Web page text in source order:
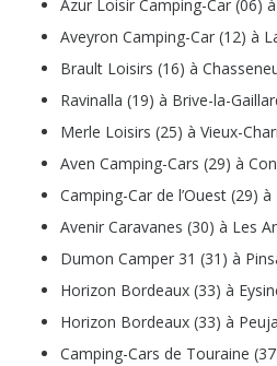
Azur Loisir Camping-Car (06)
Aveyron Camping-Car (12) à
Brault Loisirs (16) à
Ravinalla (19) à Brive-la-
Merle Loisirs (25) à Vieux-
Aven Camping-Cars (29) à
Camping-Car de l’Ouest (29)
Avenir Caravanes (30) à Les
Dumon Camper 31 (31) à
Horizon Bordeaux (33) à
Horizon Bordeaux (33) à
Camping-Cars de Touraine